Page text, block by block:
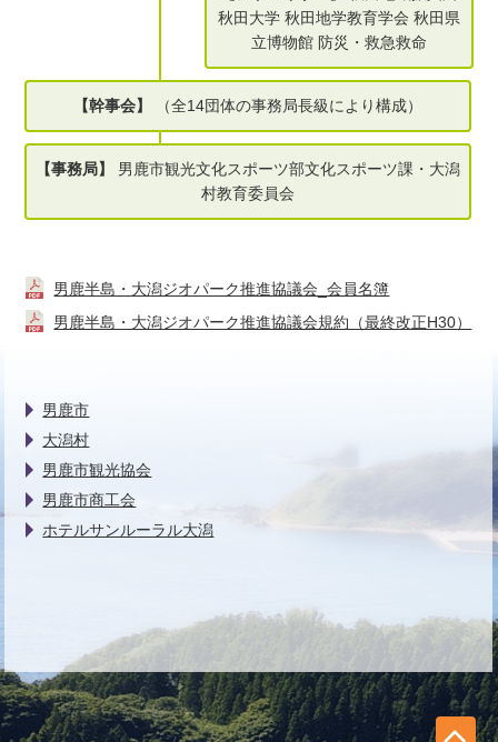
秋田大学 秋田地学教育学会 秋田県
立博物館 防災・救急救命
【幹事会】 （全14団体の事務局長級により構成）
【事務局】
男鹿市観光文化スポーツ部文化スポーツ課・大潟
村教育委員会
男鹿半島・大潟ジオパーク推進協議会_会員名簿
男鹿半島・大潟ジオパーク推進協議会規約（最終改正H30）
男鹿市
大潟村
男鹿市観光協会
男鹿市商工会
ホテルサンルーラル大潟